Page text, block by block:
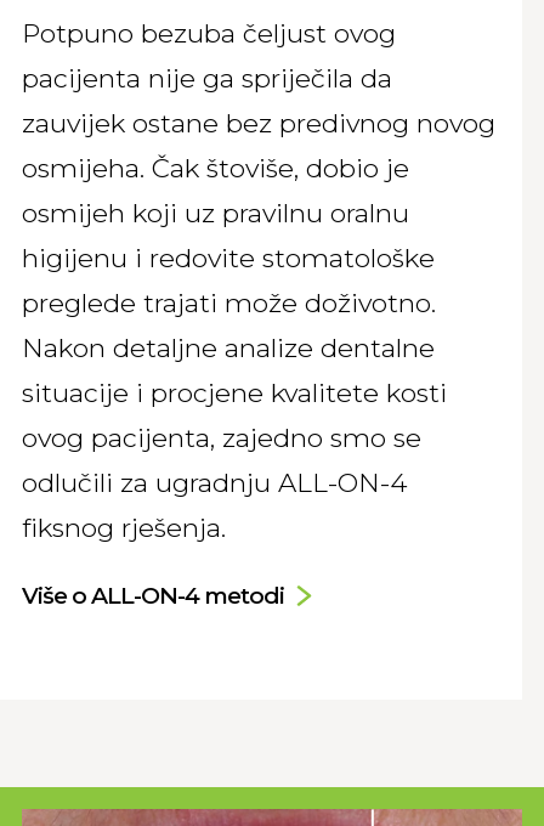
Potpuno bezuba čeljust ovog
pacijenta nije ga spriječila da
zauvijek ostane bez predivnog novog
osmijeha. Čak štoviše, dobio je
osmijeh koji uz pravilnu oralnu
higijenu i redovite stomatološke
preglede trajati može doživotno.
Nakon detaljne analize dentalne
situacije i procjene kvalitete kosti
ovog pacijenta, zajedno smo se
odlučili za ugradnju ALL-ON-4
fiksnog rješenja.
Više o ALL-ON-4 metodi